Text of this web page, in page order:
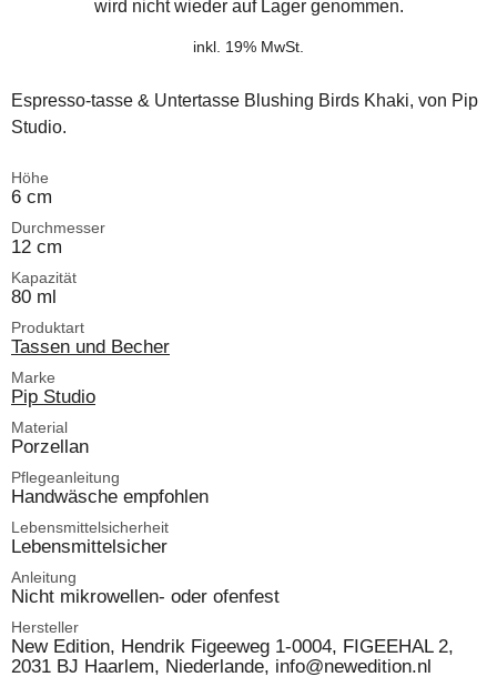
wird nicht wieder auf Lager genommen.
inkl. 19% MwSt.
Espresso-tasse & Untertasse Blushing Birds Khaki, von Pip
Studio.
Höhe
6 cm
Durchmesser
12 cm
Kapazität
80 ml
Produktart
Tassen und Becher
Marke
Pip Studio
Material
Porzellan
Pflegeanleitung
Handwäsche empfohlen
Lebensmittelsicherheit
Lebensmittelsicher
Anleitung
Nicht mikrowellen- oder ofenfest
Hersteller
New Edition, Hendrik Figeeweg 1-0004, FIGEEHAL 2,
2031 BJ Haarlem, Niederlande, info@newedition.nl